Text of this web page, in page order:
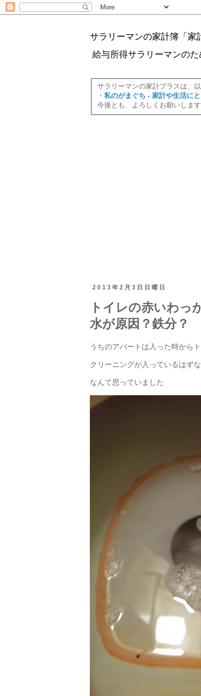
サラリーマンの家計簿「家
給与所得サラリーマンの
サラリーマンの家計プラスは、
・ 私のがまぐち - 家計や生活に
今後とも、よろしくお願いします
2013年2月3日日曜日
トイレの赤いわっ
水が原因？鉄分？
うちのアパートは入った時から
クリーニングが入っているはず
なんて思っていました